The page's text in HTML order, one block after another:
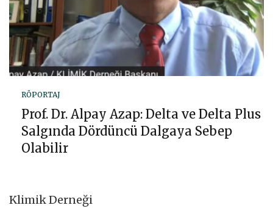
RÖPORTAJ
Prof. Dr. Alpay Azap: Delta ve Delta Plus
Salgında Dördüncü Dalgaya Sebep
Olabilir
Klimik Derneği